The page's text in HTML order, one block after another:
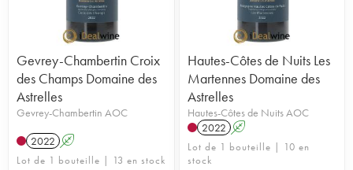
Gevrey-Chambertin Croix
des Champs Domaine des
Astrelles
Gevrey-Chambertin AOC
2022 A
Lot de 1 bouteille | 13 en stock
Hautes-Côtes de Nuits Les
Martennes Domaine des
Astrelles
Hautes-Côtes de Nuits AOC
2022 A
Lot de 1 bouteille | 10 en
stock